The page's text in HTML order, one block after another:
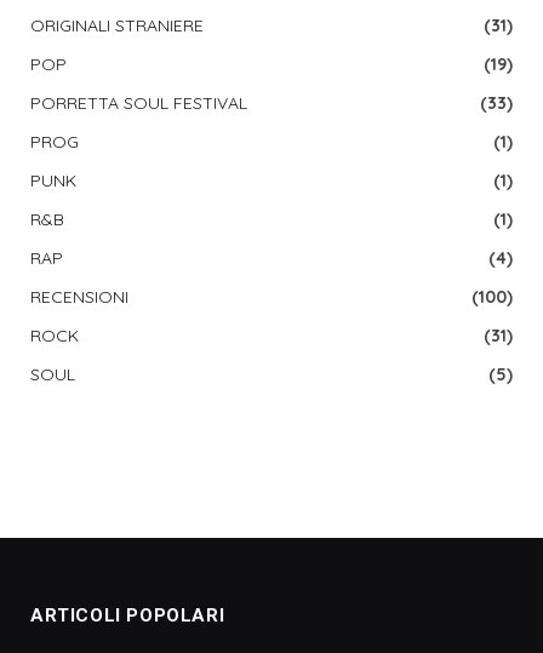
ORIGINALI STRANIERE
(31)
POP
(19)
PORRETTA SOUL FESTIVAL
(33)
PROG
(1)
PUNK
(1)
R&B
(1)
RAP
(4)
RECENSIONI
(100)
ROCK
(31)
SOUL
(5)
ARTICOLI POPOLARI